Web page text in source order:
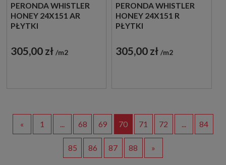
PERONDA WHISTLER
HONEY 24X151 AR
PŁYTKI
GRESOWE
305,00 zł m2
PERONDA WHISTLER
HONEY 24X151 R
PŁYTKI
GRESOWE
305,00 zł m2
« 1 ... 68 69 70 71 72 ... 84
85 86 87 88 »